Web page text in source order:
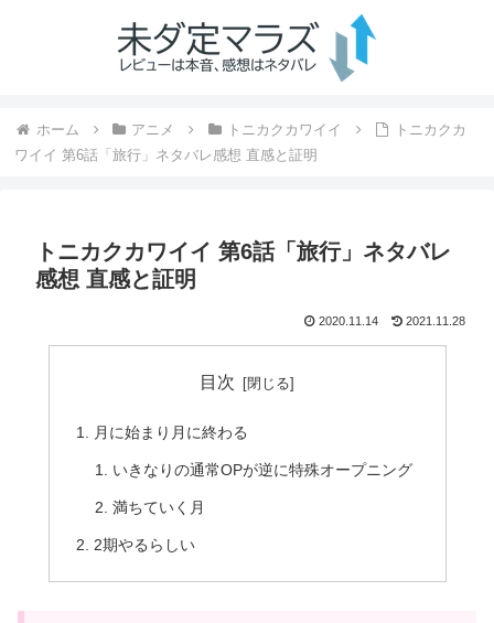
ホーム アニメ トニカクカワイイ
トニカクカ
ワイイ 第6話「旅行」ネタバレ感想 直感と証明
トニカクカワイイ 第6話「旅行」ネタバレ
感想 直感と証明
2020.11.14 2021.11.28
目次
月に始まり月に終わる
いきなりの通常OPが逆に特殊オープニング
満ちていく月
2期やるらしい